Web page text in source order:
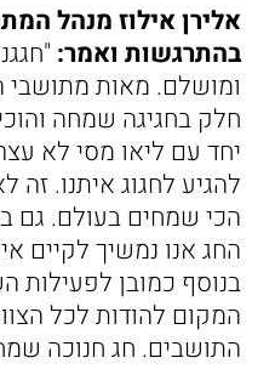
אלירן אילוז מנהל
בהתרגשות ואמר:
ומושלם. מאות מתושבי
חלק בחגיגה שמחה
יחד עם ליאו מסי לא
להגיע לחגוג איתנו. זה
הכי שמחים בעולם. גם
החג אנו נמשיך לקיים
בנוסף כמובן לפעילות
המקום להודות לכל
התושבים. חג חנוכה